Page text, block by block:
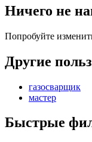
Ничего не
Попробуйте
Другие
газосварщик
мастер
Быстрые